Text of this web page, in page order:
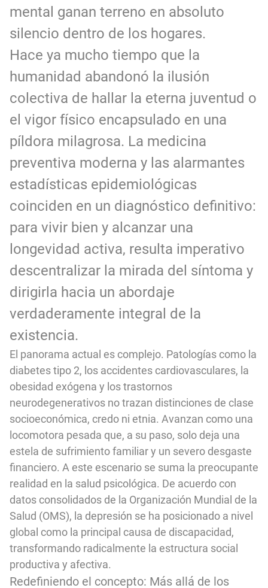
mental ganan terreno en absoluto
silencio dentro de los hogares.
Hace ya mucho tiempo que la
humanidad abandonó la ilusión
colectiva de hallar la eterna juventud o
el vigor físico encapsulado en una
píldora milagrosa. La medicina
preventiva moderna y las alarmantes
estadísticas epidemiológicas
coinciden en un diagnóstico definitivo:
para vivir bien y alcanzar una
longevidad activa, resulta imperativo
descentralizar la mirada del síntoma y
dirigirla hacia un abordaje
verdaderamente integral de la
existencia.
El panorama actual es complejo. Patologías como la
diabetes tipo 2, los accidentes cardiovasculares, la
obesidad exógena y los trastornos
neurodegenerativos no trazan distinciones de clase
socioeconómica, credo ni etnia. Avanzan como una
locomotora pesada que, a su paso, solo deja una
estela de sufrimiento familiar y un severo desgaste
financiero. A este escenario se suma la preocupante
realidad en la salud psicológica. De acuerdo con
datos consolidados de la Organización Mundial de la
Salud (OMS), la depresión se ha posicionado a nivel
global como la principal causa de discapacidad,
transformando radicalmente la estructura social
productiva y afectiva.
Redefiniendo el concepto: Más allá de los